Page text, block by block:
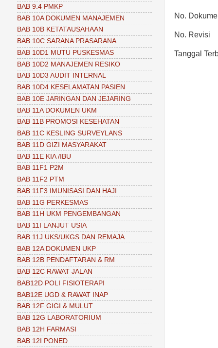
No.
No. Revisi
Tanggal
BAB 9.4 PMKP
BAB 10A DOKUMEN MANAJEMEN
BAB 10B KETATAUSAHAAN
BAB 10C SARANA PRASARANA
BAB 10D1 MUTU PUSKESMAS
BAB 10D2 MANAJEMEN RESIKO
BAB 10D3 AUDIT INTERNAL
BAB 10D4 KESELAMATAN PASIEN
BAB 10E JARINGAN DAN JEJARING
BAB 11A DOKUMEN UKM
BAB 11B PROMOSI KESEHATAN
BAB 11C KESLING SURVEYLANS
BAB 11D GIZI MASYARAKAT
BAB 11E KIA /IBU
BAB 11F1 P2M
BAB 11F2 PTM
BAB 11F3 IMUNISASI DAN HAJI
BAB 11G PERKESMAS
BAB 11H UKM PENGEMBANGAN
BAB 11I LANJUT USIA
BAB 11J UKS/UKGS DAN REMAJA
BAB 12A DOKUMEN UKP
BAB 12B PENDAFTARAN & RM
BAB 12C RAWAT JALAN
BAB12D POLI FISIOTERAPI
BAB12E UGD & RAWAT INAP
BAB 12F GIGI & MULUT
BAB 12G LABORATORIUM
BAB 12H FARMASI
BAB 12I PONED